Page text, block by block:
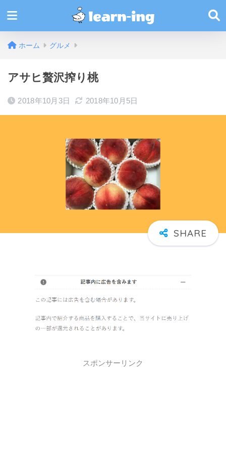
ホーム グルメ
アサヒ贅沢搾り桃
2018年10月3日 2018年10月5日
スポンサーリンク